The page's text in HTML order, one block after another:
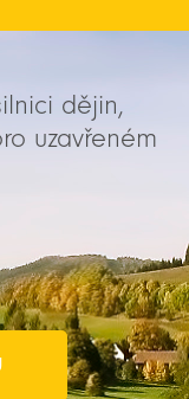
dějin,
uzavřeném